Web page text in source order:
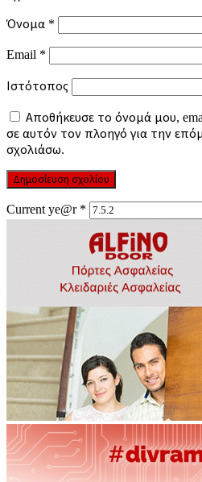
Όνομα *
Email *
Ιστότοπος
Αποθήκευσε το όνομά μου,
σε αυτόν τον πλοηγό για την
σχολιάσω.
Current ye@r *